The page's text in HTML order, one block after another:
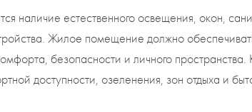
наличие естественного освещения, окон,
Жилое помещение должно
безопасности и личного
доступности, озеленения, зон отдыха и